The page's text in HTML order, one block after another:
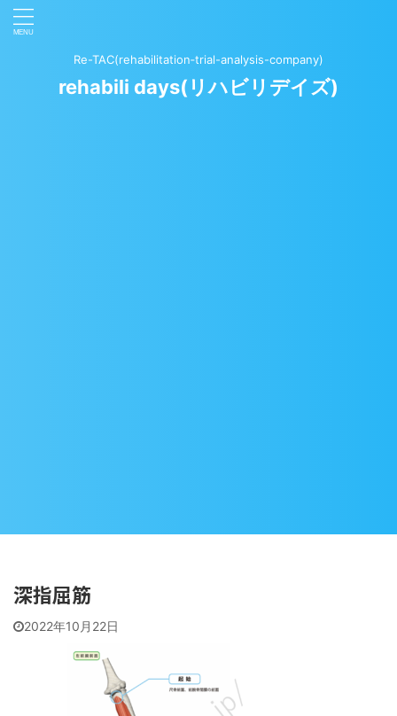
Re-TAC(rehabilitation‐trial-analysis-company)
rehabili days(リハビリデイズ)
深指屈筋
2022年10月22日